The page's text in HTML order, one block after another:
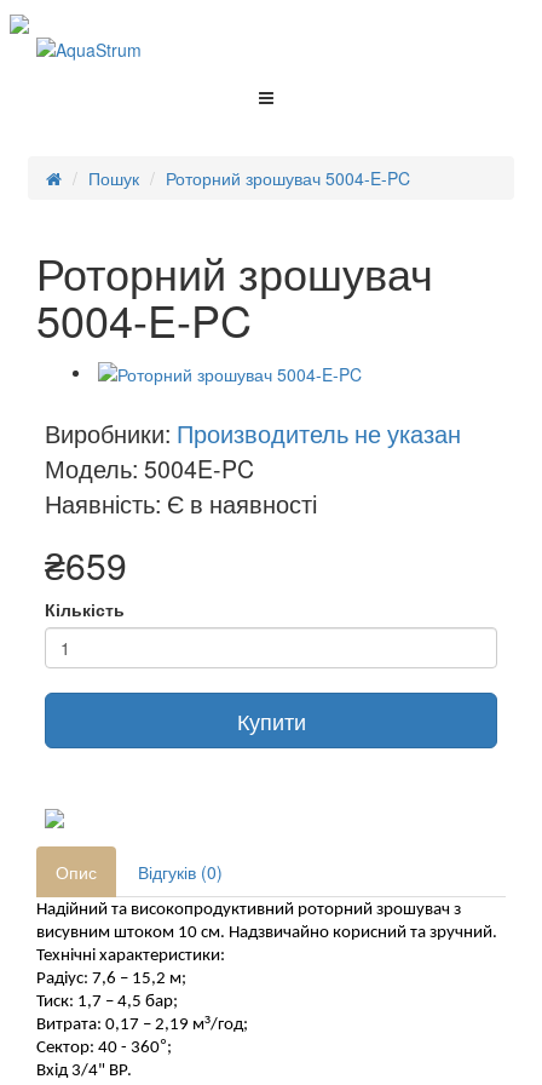
Пошук Роторний зрошувач 5004-E-PC
Роторний зрошувач
5004-E-PC
Виробники: Производитель не указан
Модель: 5004E-PC
Наявність: Є в наявності
₴659
Кількість
Купити
Опис Відгуків (0)
Надійний та високопродуктивний роторний зрошувач з
Технічні характеристики:
Радіус: 7,6 – 15,2 м;
Тиск: 1,7 – 4,5 бар;
Витрата: 0,17 – 2,19 м³/год;
Сектор: 40 - 360°;
Вхід 3/4" ВР.